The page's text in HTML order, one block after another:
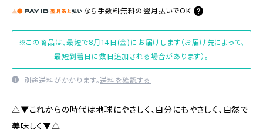
なら 手数料無料の 翌月払いでOK
※この商品は、最短で8月14日(金)にお届けします（お届け先によって、
最短到着日に数日追加される場合があります）。
別途送料がかかります。送料を確認する
△▼これからの時代は地球にやさしく、自分にもやさしく、自然で
美味しく▼△